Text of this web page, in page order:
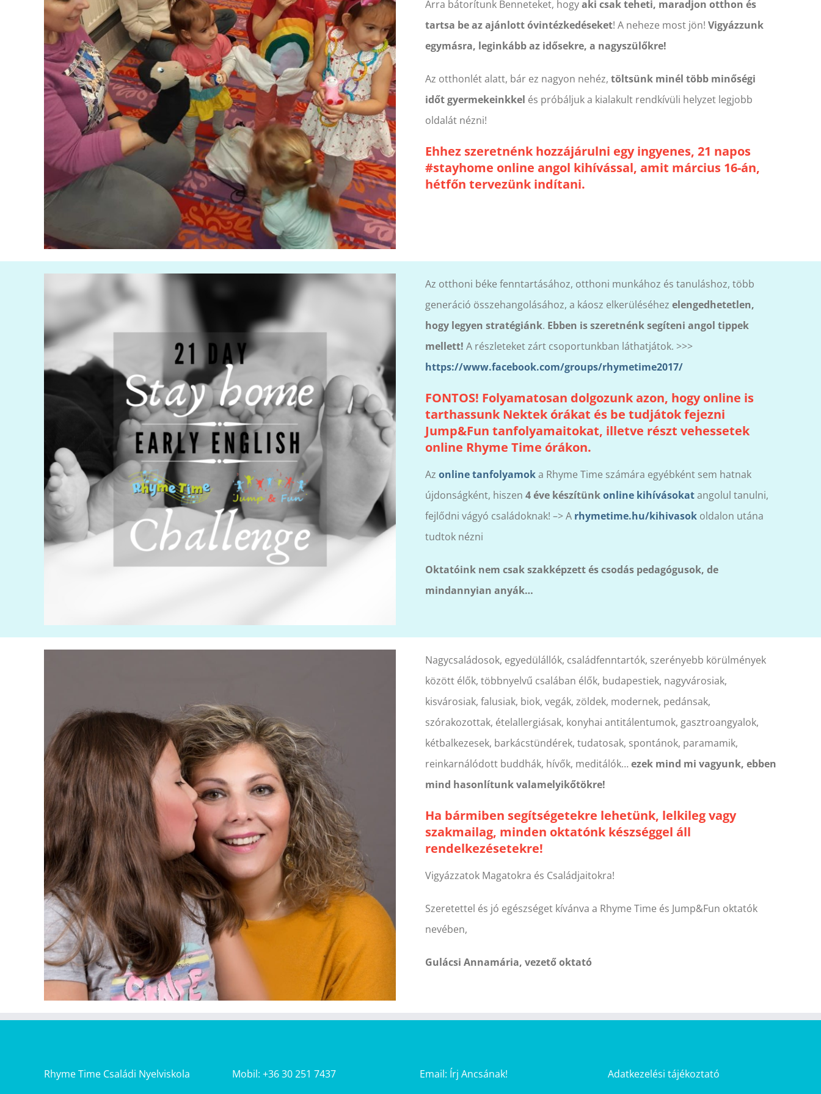
Arra bátorítunk Benneteket, hogyaki csak teheti, maradjon otthon és
tartsa be az ajánlott óvintézkedéseket! A neheze most jön! Vigyázzunk
egymásra, leginkább az idősekre, a nagyszülőkre!
Az otthonlét alatt, bár ez nagyon nehéz, töltsünk minél több minőségi
időt gyermekeinkkel és próbáljuk a kialakult rendkívüli helyzet legjobb
oldalát nézni!
Ehhez szeretnénk hozzájárulni egy ingyenes, 21 napos
#stayhome online angol kihívással, amit március 16-án,
hétfőn tervezünk indítani.
Az otthoni béke fenntartásához, otthoni munkához és tanuláshoz, több
generáció összehangolásához, a káosz elkerüléséhez elengedhetetlen,
hogy legyen stratégiánk. Ebben is szeretnénk segíteni angol tippek
mellett! A részleteket zárt csoportunkban láthatjátok. >>>
https://www.facebook.com/groups/rhymetime2017/
FONTOS! Folyamatosan dolgozunk azon, hogy online is
tarthassunk Nektek órákat és be tudjátok fejezni
Jump&Fun tanfolyamaitokat, illetve részt vehessetek
online Rhyme Time órákon.
Az online tanfolyamoka Rhyme Time számára egyébként sem hatnak
újdonságként, hiszen 4 éve készítünkonline kihívásokatangolul tanulni,
fejlődni vágyó családoknak! –> A rhymetime.hu/kihivasok oldalon utána
tudtok nézni
Oktatóink nem csak szakképzett és csodás pedagógusok, de
mindannyian anyák…
Nagycsaládosok, egyedülállók, családfenntartók, szerényebb körülmények
között élők, többnyelvű csalában élők, budapestiek, nagyvárosiak,
kisvárosiak, falusiak, biok, vegák, zöldek, modernek, pedánsak,
szórakozottak, ételallergiásak, konyhai antitálentumok, gasztroangyalok,
kétbalkezesek, barkácstündérek, tudatosak, spontánok, paramamik,
reinkarnálódott buddhák, hívők, meditálók… ezek mind mi vagyunk, ebben
mind hasonlítunk valamelyikőtökre!
Ha bármiben segítségetekre lehetünk, lelkileg vagy
szakmailag, minden oktatónk készséggel áll
rendelkezésetekre!
Vigyázzatok Magatokra és Családjaitokra!
Szeretettel és jó egészséget kívánva a Rhyme Time és Jump&Fun oktatók
nevében,
Gulácsi Annamária, vezető oktató
Rhyme Time Családi Nyelviskola Mobil: +36 30 251 7437 Email: Írj Ancsának! Adatkezelési tájékoztató